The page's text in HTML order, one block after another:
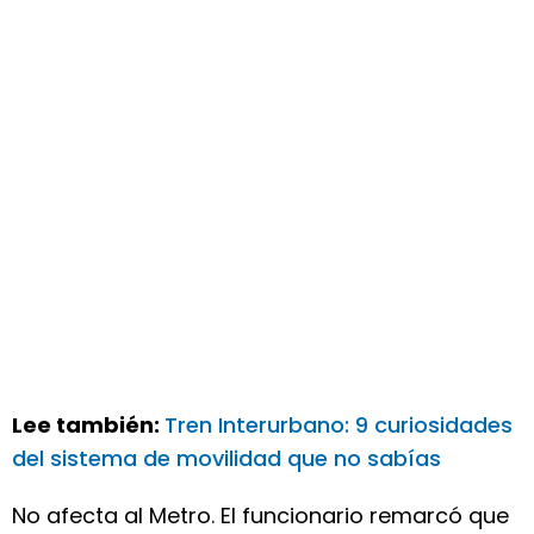
Lee también: Tren Interurbano: 9 curiosidades
del sistema de movilidad que no sabías
No afecta al Metro. El funcionario remarcó que